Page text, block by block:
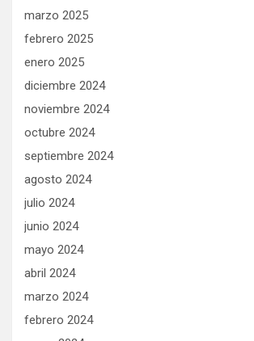
marzo 2025
febrero 2025
enero 2025
diciembre 2024
noviembre 2024
octubre 2024
septiembre 2024
agosto 2024
julio 2024
junio 2024
mayo 2024
abril 2024
marzo 2024
febrero 2024